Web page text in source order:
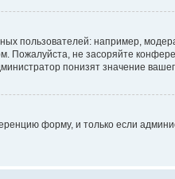
пользователей: например,
Пожалуйста, не засоряйте
понизят значение
форму, и только если